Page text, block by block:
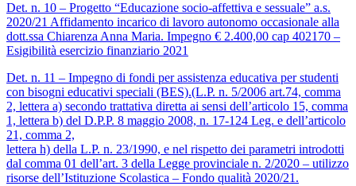
Det. n. 10 – Progetto “Educazione socio-affettiva e sessuale” a.s.
2020/21 Affidamento incarico di lavoro autonomo occasionale alla
dott.ssa Chiarenza Anna Maria. Impegno € 2.400,00 cap 402170 –
Esigibilità esercizio finanziario 2021
Det. n. 11 – Impegno di fondi per assistenza educativa per studenti
con bisogni educativi speciali (BES).(L.P. n. 5/2006 art.74, comma
2, lettera a) secondo trattativa diretta ai sensi dell’articolo 15, comma
1, lettera b) del D.P.P. 8 maggio 2008, n. 17-124 Leg. e dell’articolo
21, comma 2,
lettera h) della L.P. n. 23/1990, e nel rispetto dei parametri introdotti
dal comma 01 dell’art. 3 della Legge provinciale n. 2/2020 – utilizzo
risorse dell’Istituzione Scolastica – Fondo qualità 2020/21.